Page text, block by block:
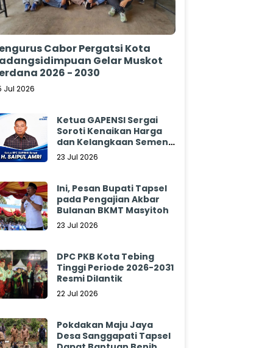
Cabor Pergatsi Kota
Gelar Muskot
2026 - 2030
Jul 2026
Ketua GAPENSI Sergai
Soroti Kenaikan Harga
dan Kelangkaan Semen,
Minta Pemerintah
23 Jul 2026
Ini, Pesan Bupati Tapsel
pada Pengajian Akbar
Bulanan BKMT Masyitoh
23 Jul 2026
DPC PKB Kota Tebing
Tinggi Periode 2026-2031
Resmi Dilantik
22 Jul 2026
Pokdakan Maju Jaya
Desa Sanggapati Tapsel